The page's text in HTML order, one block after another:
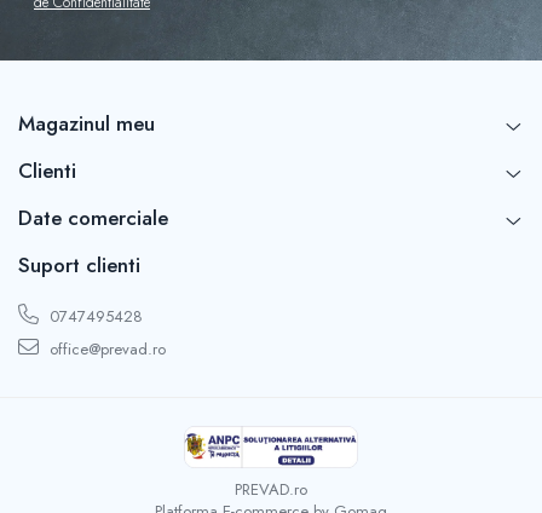
Magazinul meu
Clienti
Date comerciale
Suport clienti
0747495428
office@prevad.ro
PREVAD.ro